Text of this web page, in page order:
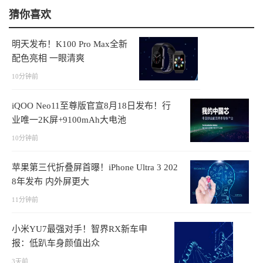
猜你喜欢
明天发布！K100 Pro Max全新
配色亮相 一眼清爽
10分钟前
iQOO Neo11至尊版官宣8月18日发布！行
业唯一2K屏+9100mAh大电池
10分钟前
苹果第三代折叠屏首曝！iPhone Ultra 3 202
8年发布 内外屏更大
11分钟前
小米YU7最强对手！智界RX新车申
报：低趴车身颜值出众
3天前